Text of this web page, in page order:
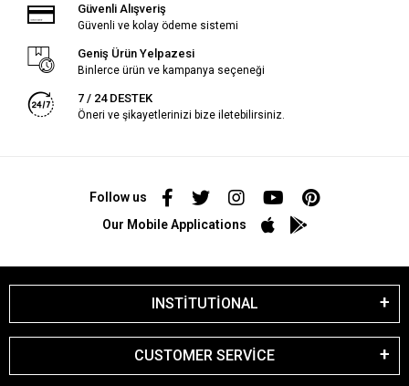
Güvenli Alışveriş
Güvenli ve kolay ödeme sistemi
Geniş Ürün Yelpazesi
Binlerce ürün ve kampanya seçeneği
7 / 24 DESTEK
Öneri ve şikayetlerinizi bize iletebilirsiniz.
Follow us
Our Mobile Applications
INSTİTUTİONAL
CUSTOMER SERVİCE